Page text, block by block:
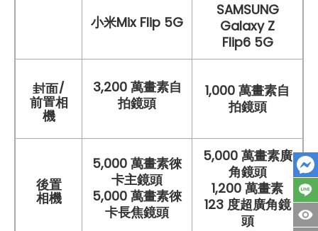
小米Mix Flip 5G
SAMSUNG
Galaxy Z
Flip6 5G
封面/
前置相
機
3,200 萬畫素自
拍鏡頭
1,000 萬畫素自
拍鏡頭
後置
相機
5,000 萬畫素徠
卡主鏡頭
5,000 萬畫素徠
卡長焦鏡頭
5,000 萬畫素廣
角鏡頭
1,200 萬畫素
123 度超廣角鏡
頭